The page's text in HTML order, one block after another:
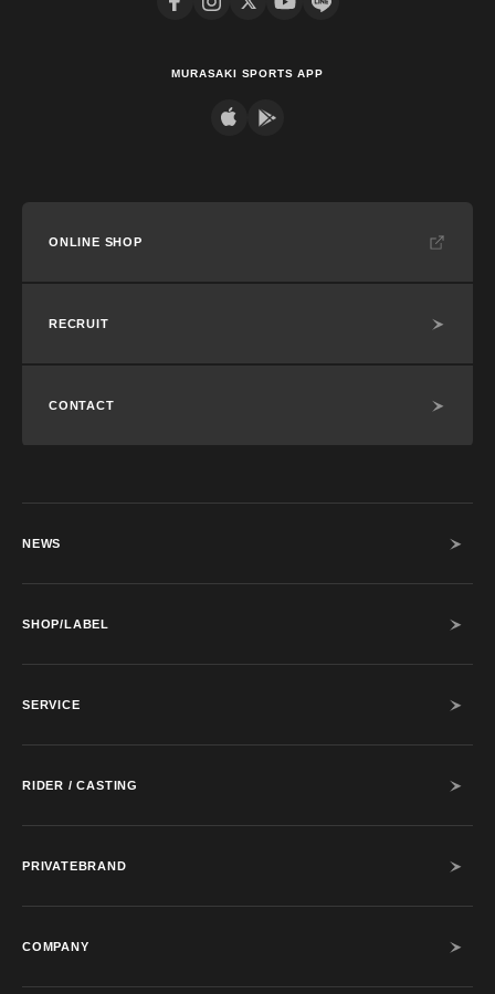
MURASAKI SPORTS APP
ONLINE SHOP
RECRUIT
CONTACT
NEWS
SHOP/LABEL
SERVICE
RIDER / CASTING
PRIVATEBRAND
COMPANY